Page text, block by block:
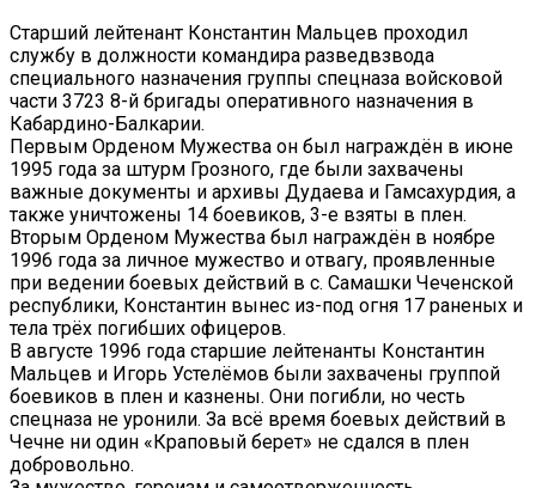
Старший лейтенант Константин Мальцев проходил
службу в должности командира разведвзвода
специального назначения группы спецназа войсковой
части 3723 8-й бригады оперативного назначения в
Кабардино-Балкарии.
Первым Орденом Мужества он был награждён в июне
1995 года за штурм Грозного, где были захвачены
важные документы и архивы Дудаева и Гамсахурдия, а
также уничтожены 14 боевиков, 3-е взяты в плен.
Вторым Орденом Мужества был награждён в ноябре
1996 года за личное мужество и отвагу, проявленные
при ведении боевых действий в с. Самашки Чеченской
республики, Константин вынес из-под огня 17 раненых и
тела трёх погибших офицеров.
В августе 1996 года старшие лейтенанты Константин
Мальцев и Игорь Устелёмов были захвачены группой
боевиков в плен и казнены. Они погибли, но честь
спецназа не уронили. За всё время боевых действий в
Чечне ни один «Краповый берет» не сдался в плен
добровольно.